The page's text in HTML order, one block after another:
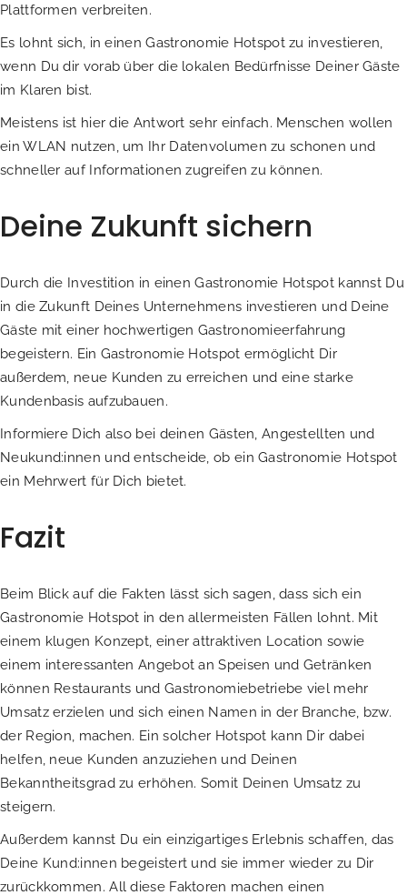
Plattformen verbreiten.
Es lohnt sich, in einen Gastronomie Hotspot zu investieren,
wenn Du dir vorab über die lokalen Bedürfnisse Deiner Gäste
im Klaren bist.
Meistens ist hier die Antwort sehr einfach. Menschen wollen
ein WLAN nutzen, um Ihr Datenvolumen zu schonen und
schneller auf Informationen zugreifen zu können.
Deine Zukunft sichern
Durch die Investition in einen Gastronomie Hotspot kannst Du
in die Zukunft Deines Unternehmens investieren und Deine
Gäste mit einer hochwertigen Gastronomieerfahrung
begeistern. Ein Gastronomie Hotspot ermöglicht Dir
außerdem, neue Kunden zu erreichen und eine starke
Kundenbasis aufzubauen.
Informiere Dich also bei deinen Gästen, Angestellten und
Neukund:innen und entscheide, ob ein Gastronomie Hotspot
ein Mehrwert für Dich bietet.
Fazit
Beim Blick auf die Fakten lässt sich sagen, dass sich ein
Gastronomie Hotspot in den allermeisten Fällen lohnt. Mit
einem klugen Konzept, einer attraktiven Location sowie
einem interessanten Angebot an Speisen und Getränken
können Restaurants und Gastronomiebetriebe viel mehr
Umsatz erzielen und sich einen Namen in der Branche, bzw.
der Region, machen. Ein solcher Hotspot kann Dir dabei
helfen, neue Kunden anzuziehen und Deinen
Bekanntheitsgrad zu erhöhen. Somit Deinen Umsatz zu
steigern.
Außerdem kannst Du ein einzigartiges Erlebnis schaffen, das
Deine Kund:innen begeistert und sie immer wieder zu Dir
zurückkommen. All diese Faktoren machen einen